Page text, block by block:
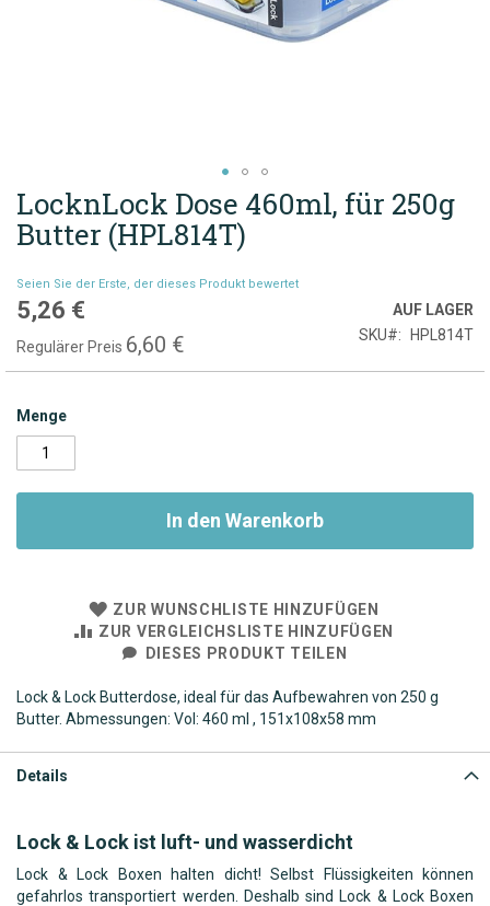
Zum
Anfang
der
springen
LocknLock Dose 460ml, für 250g
Butter (HPL814T)
Seien Sie der Erste, der dieses Produkt bewertet
Sonderpreis
5,26 €
Regulärer Preis 6,60 €
AUF LAGER
SKU
HPL814T
Menge
In den Warenkorb
ZUR WUNSCHLISTE HINZUFÜGEN
ZUR VERGLEICHSLISTE HINZUFÜGEN
DIESES PRODUKT TEILEN
Lock & Lock Butterdose, ideal für das Aufbewahren von 250 g
Butter. Abmessungen: Vol: 460 ml , 151x108x58 mm
Details
Lock & Lock ist luft- und wasserdicht
Lock & Lock Boxen halten dicht! Selbst Flüssigkeiten können
gefahrlos transportiert werden. Deshalb sind Lock & Lock Boxen